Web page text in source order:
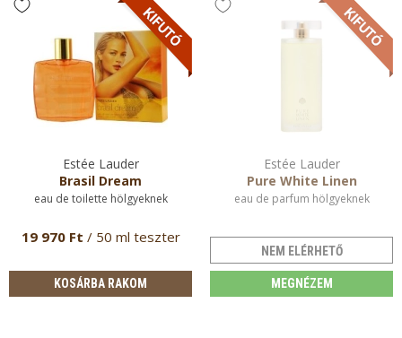
Estée Lauder
Brasil Dream
eau de toilette hölgyeknek
19 970 Ft / 50 ml teszter
KOSÁRBA RAKOM
Estée Lauder
Pure White Linen
eau de parfum hölgyeknek
NEM ELÉRHETŐ
MEGNÉZEM